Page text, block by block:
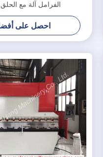
الفرامل آلة مع
احصل على